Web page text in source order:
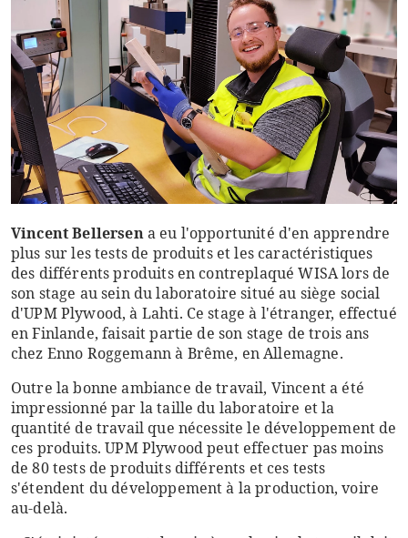
Vincent Bellersena eu l'opportunité d'en apprendre
plus sur les tests de produits et les caractéristiques
des différents produits en contreplaqué WISA lors de
son stage au sein du laboratoire situé au siège social
d'UPM Plywood, à Lahti. Ce stage à l'étranger, effectué
en Finlande, faisait partie de son stage de trois ans
chez Enno Roggemann à Brême, en Allemagne.
Outre la bonne ambiance de travail, Vincent a été
impressionné par la taille du laboratoire et la
quantité de travail que nécessite le développement de
ces produits. UPM Plywood peut effectuer pas moins
de 80 tests de produits différents et ces tests
s'étendent du développement à la production, voire
au-delà.